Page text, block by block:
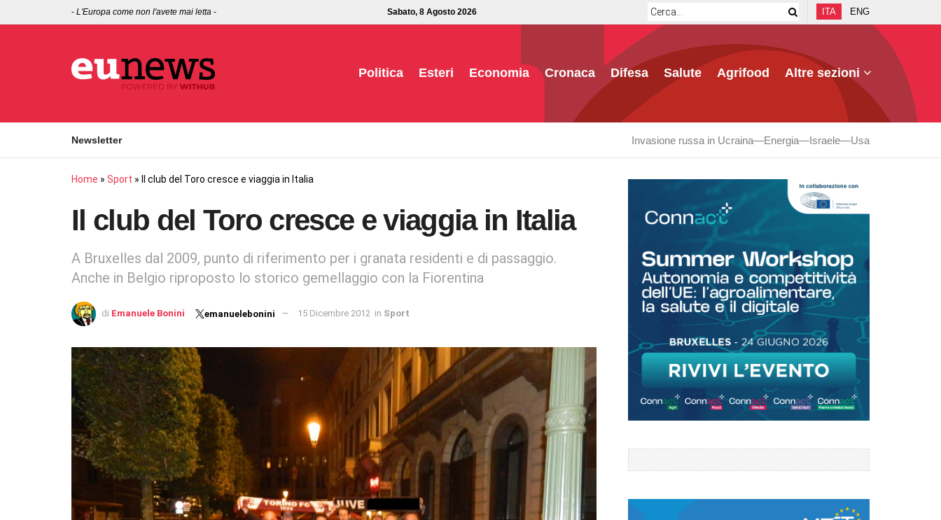
- L'Europa come non l'avete mai letta - Sabato, 8 Agosto 2026 ITA ENG
Politica Esteri Economia Cronaca Difesa Salute Agrifood Altre sezioni
Newsletter Invasione russa in Ucraina Energia Israele Usa
Home » Sport » Il club del Toro cresce e viaggia in Italia
Il club del Toro cresce e viaggia in Italia
A Bruxelles dal 2009, punto di riferimento per i granata residenti e di passaggio.
Anche in Belgio riproposto lo storico gemellaggio con la Fiorentina
di Emanuele Bonini emanuelebonini 15 Dicembre 2012 in Sport